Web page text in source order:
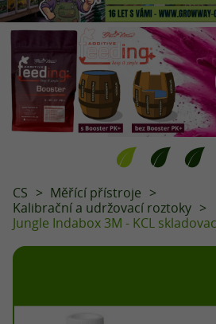
CS
Měřící přístroje
Kalibrační a udržovací roztoky
Jungle Indabox 3M - KCL